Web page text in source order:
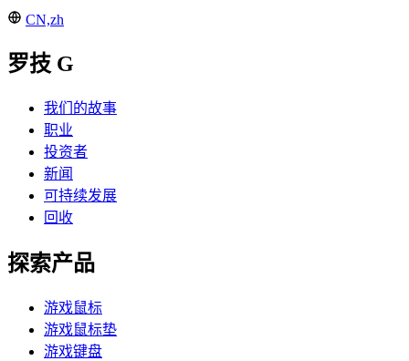
CN,zh
罗技 G
我们的故事
职业
投资者
新闻
可持续发展
回收
探索产品
游戏鼠标
游戏鼠标垫
游戏键盘